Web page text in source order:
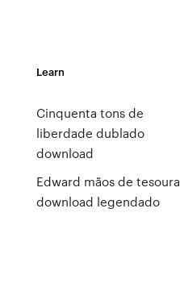
Learn
Cinquenta tons de
liberdade dublado
download
Edward mãos de tesoura
download legendado